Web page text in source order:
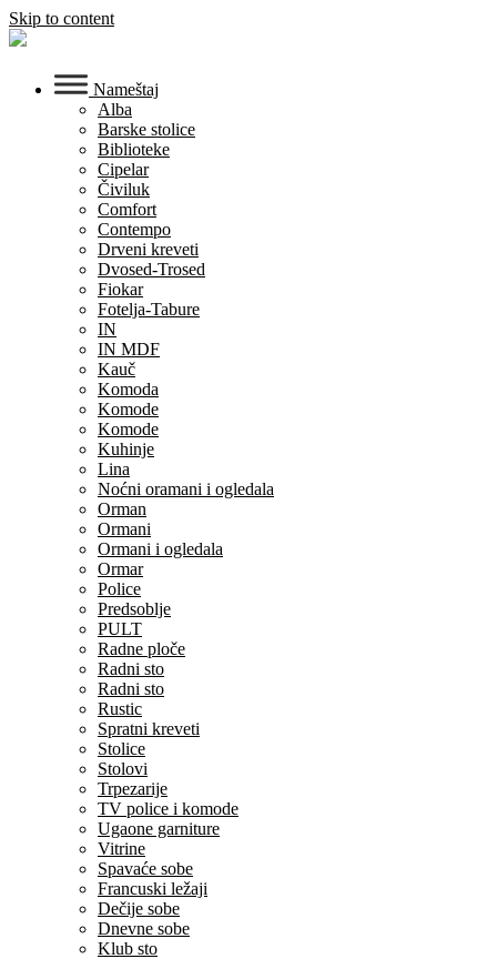
Skip to content
Nameštaj
Alba
Barske stolice
Biblioteke
Cipelar
Čiviluk
Comfort
Contempo
Drveni kreveti
Dvosed-Trosed
Fiokar
Fotelja-Tabure
IN
IN MDF
Kauč
Komoda
Komode
Komode
Kuhinje
Lina
Noćni oramani i ogledala
Orman
Ormani
Ormani i ogledala
Ormar
Police
Predsoblje
PULT
Radne ploče
Radni sto
Radni sto
Rustic
Spratni kreveti
Stolice
Stolovi
Trpezarije
TV police i komode
Ugaone garniture
Vitrine
Spavaće sobe
Francuski ležaji
Dečije sobe
Dnevne sobe
Klub sto